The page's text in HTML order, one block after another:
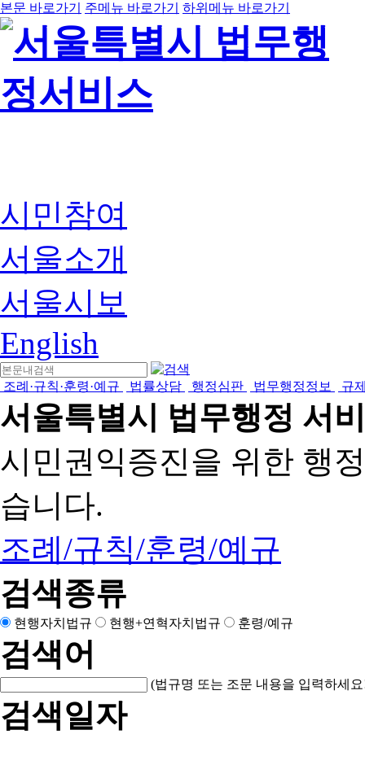
본문 바로가기 주메뉴 바로가기 하위메뉴 바로가기
시민참여
서울소개
서울시보
English
조례·규칙·훈령·예규 법률상담 행정심판 법무행정정보 규
서울특별시 법무행정 서
시민권익증진을 위한 행
습니다.
조례/규칙/훈령/예규
검색종류
현행자치법규 현행+연혁자치법규 훈령/예규
검색어
(법규명 또는 조문 내용을 입력하세
검색일자